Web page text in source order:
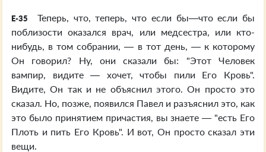
E-35
Теперь, что, теперь, что если бы—что если бы
поблизости оказался врач, или медсестра, или кто-
нибудь, в том собрании, — в тот день, — к которому
Он говорил? Ну, они сказали бы: "Этот Человек
вампир, видите — хочет, чтобы пили Его Кровь".
Видите, Он так и не объяснил этого. Он просто это
сказал. Но, позже, появился Павел и разъяснил это, как
это было принятием причастия, вы знаете — "есть Его
Плоть и пить Его Кровь". И вот, Он просто сказал эти
вещи.